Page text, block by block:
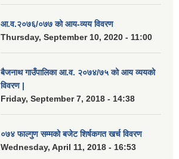
आ.व.२०७६/०७७ को आय-व्यय विवरण
Thursday, September 10, 2020 - 11:00
बैजनाथ गाउँपालिका आ.व. २०७४/७५ को आय व्ययको
विवरण |
Friday, September 7, 2018 - 14:38
०७४ फाल्गुण सम्मको बजेट शिर्षकगत खर्च विवरण
Wednesday, April 11, 2018 - 16:53